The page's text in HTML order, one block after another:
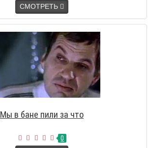
СМОТРЕТЬ
Мы в бане пили за что
0